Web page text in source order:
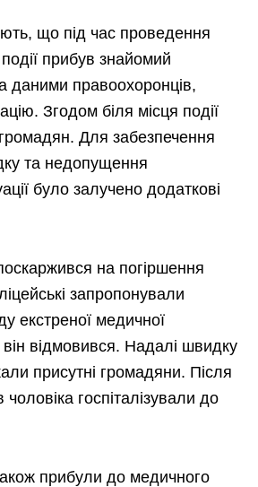
що під час проведення
прибув знайомий
даними правоохоронців,
Згодом біля місця події
Для забезпечення
та недопущення
було залучено додаткові
на погіршення
запропонували
екстреної медичної
відмовився. Надалі швидку
присутні громадяни. Після
чоловіка госпіталізували до
прибули до медичного